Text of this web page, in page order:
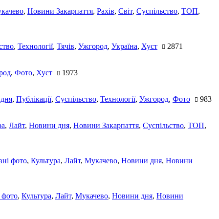
, Новини Закарпаття, Рахів, Світ, Суспільство, ТОП,
, Технології, Тячів, Ужгород, Україна, Хуст 2871
, Фото, Хуст 1973
, Публікації, Суспільство, Технології, Ужгород, Фото 983
, Лайт, Новини дня, Новини Закарпаття, Суспільство, ТОП,
фото, Культура, Лайт, Мукачево, Новини дня, Новини
фото, Культура, Лайт, Мукачево, Новини дня, Новини